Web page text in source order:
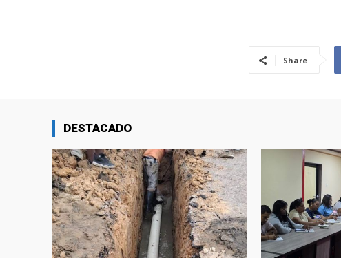
Share
DESTACADO